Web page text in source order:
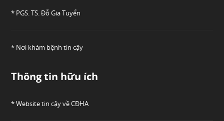
* PGS. TS. Đỗ Gia Tuyển
* Nơi khám bệnh tin cậy
Thông tin hữu ích
* Website tin cậy về CĐHA